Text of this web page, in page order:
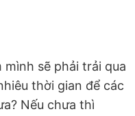
sẽ phải trải qua
thời gian để các
Nếu chưa thì